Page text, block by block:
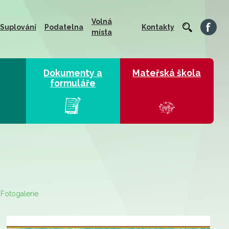
Suplování Podatelna
Volná
místa
Kontakty
Dokumenty a
formuláře
Mateřská škola
Fotogalerie